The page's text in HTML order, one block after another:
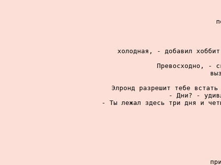
холодная, - добавил
Превосходно, -
Элронд разрешит тебе
- Дни? -
- Ты лежал здесь три дня и